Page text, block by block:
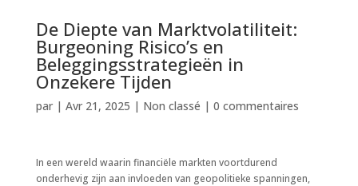
De Diepte van Marktvolatiliteit:
Burgeoning Risico’s en
Beleggingsstrategieën in
Onzekere Tijden
par | Avr 21, 2025 | Non classé | 0 commentaires
In een wereld waarin financiële markten voortdurend
onderhevig zijn aan invloeden van geopolitieke spanningen,